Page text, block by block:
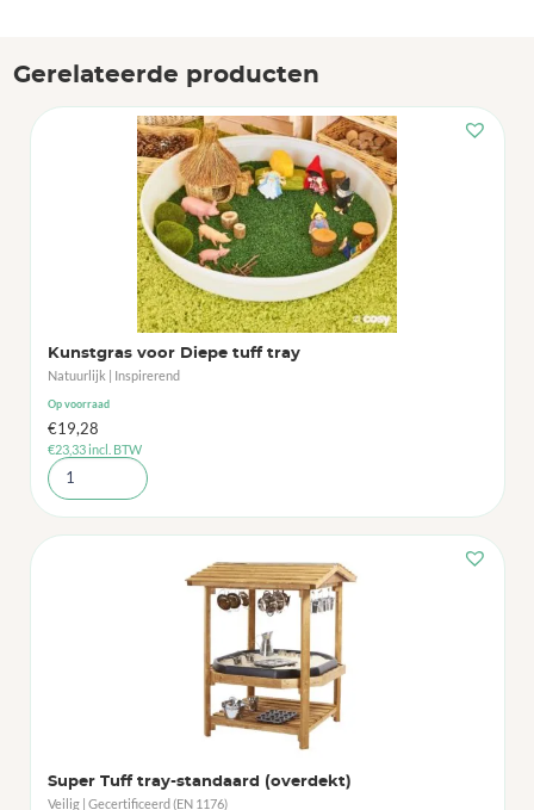
Gerelateerde producten
Kunstgras voor Diepe tuff tray
Natuurlijk | Inspirerend
Op voorraad
€19,28
€23,33incl. BTW
Super Tuff tray-standaard (overdekt)
Veilig | Gecertificeerd (EN 1176)